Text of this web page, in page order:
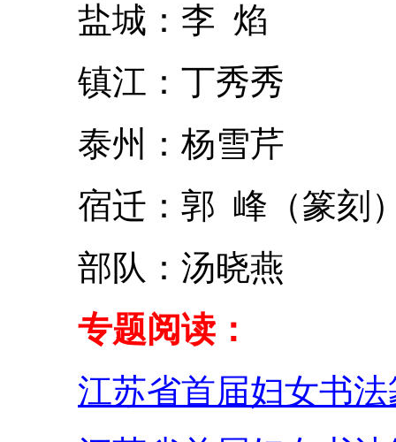
盐城：李 焰
镇江：丁秀秀
泰州：杨雪芹
宿迁：郭 峰（篆刻
部队：汤晓燕
专题阅读：
江苏省首届妇女书